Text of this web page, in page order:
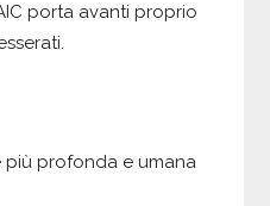
porta avanti proprio
più profonda e umana